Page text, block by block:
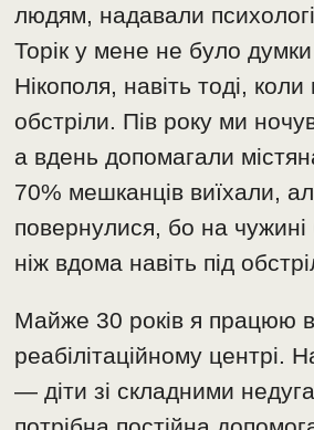
людям, надавали
Торік у мене не було думки
Нікополя, навіть тоді,
обстріли. Пів року ми
а вдень допомагали
70% мешканців виїхали,
повернулися, бо на
ніж вдома навіть під
Майже 30 років я працюю
реабілітаційному центрі.
— діти зі складними